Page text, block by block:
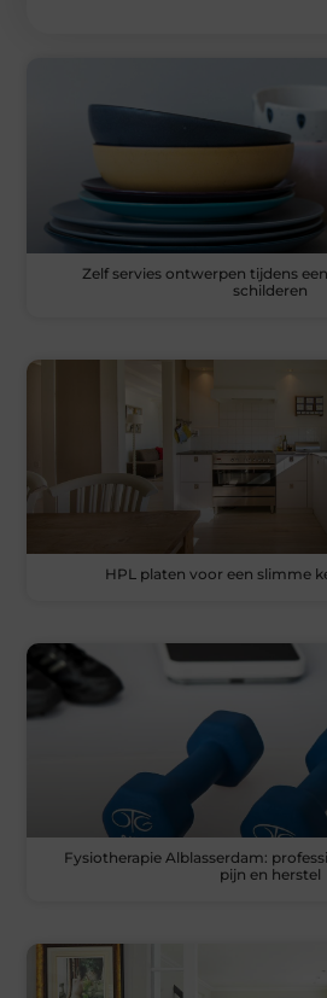
Zelf servies ontwerpen tijdens
schilderen
HPL platen voor een slimme
Fysiotherapie Alblasserdam:
pijn en herstel